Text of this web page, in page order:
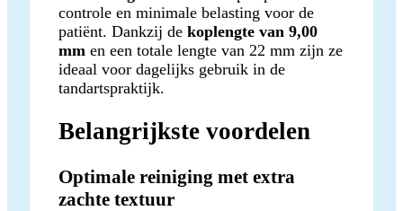
controle en minimale belasting voor de
patiënt. Dankzij de koplengte van 9,00
mm en een totale lengte van 22 mm zijn ze
ideaal voor dagelijks gebruik in de
tandartspraktijk.
Belangrijkste voordelen
Optimale reiniging met extra
zachte textuur